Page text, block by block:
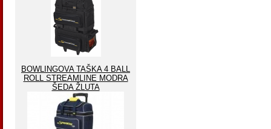
BOWLINGOVA TAŠKA 4 BALL
ROLL STREAMLINE MODRA
ŠEDA ŽLUTA